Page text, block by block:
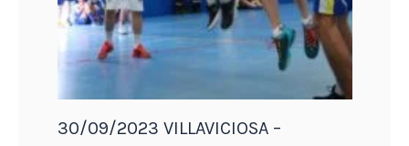
30/09/2023 VILLAVICIOSA –